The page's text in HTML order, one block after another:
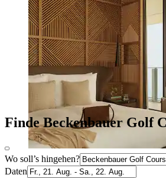
Finde Beckenbauer Golf
Wo soll’s hingehen?
Daten